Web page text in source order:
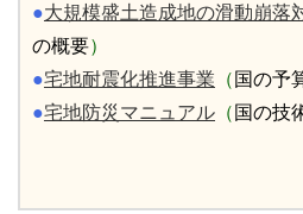
●大規模盛土造成地の滑動崩落
の概要）
●宅地耐震化推進事業 （ 国の予
●宅地防災マニュアル （ 国の技